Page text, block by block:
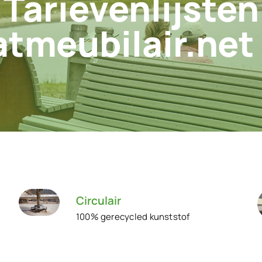
Circulair
100% gerecycled kunststof